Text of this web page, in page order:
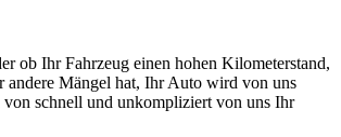
ob Ihr Fahrzeug einen hohen Kilometerstand,
andere Mängel hat, Ihr Auto wird von uns
von schnell und unkompliziert von uns Ihr